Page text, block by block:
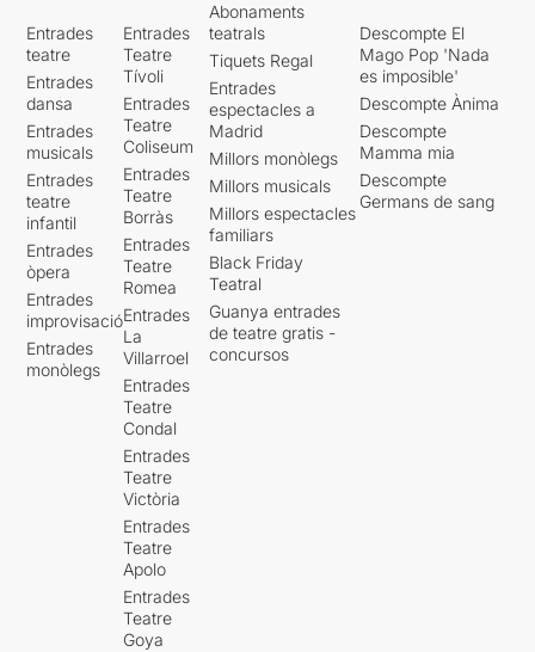
Entrades
teatre
Entrades
dansa
Entrades
musicals
Entrades
teatre
infantil
Entrades
òpera
Entrades
improvisació
Entrades
monòlegs
Entrades
Teatre
Tívoli
Entrades
Teatre
Coliseum
Entrades
Teatre
Borràs
Entrades
Teatre
Romea
Entrades
La
Villarroel
Entrades
Teatre
Condal
Entrades
Teatre
Victòria
Entrades
Teatre
Apolo
Entrades
Teatre
Goya
Abonaments
teatrals
Tiquets Regal
Entrades
espectacles a
Madrid
Millors monòlegs
Millors musicals
Millors espectacles
familiars
Black Friday
Teatral
Guanya entrades
de teatre gratis -
concursos
Descompte El
Mago Pop 'Nada
es imposible'
Descompte Ànima
Descompte
Mamma mia
Descompte
Germans de sang